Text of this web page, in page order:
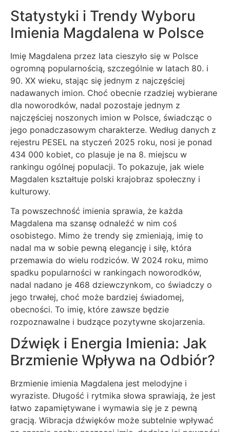
Statystyki i Trendy Wyboru
Imienia Magdalena w Polsce
Imię Magdalena przez lata cieszyło się w Polsce
ogromną popularnością, szczególnie w latach 80. i
90. XX wieku, stając się jednym z najczęściej
nadawanych imion. Choć obecnie rzadziej wybierane
dla noworodków, nadal pozostaje jednym z
najczęściej noszonych imion w Polsce, świadcząc o
jego ponadczasowym charakterze. Według danych z
rejestru PESEL na styczeń 2025 roku, nosi je ponad
434 000 kobiet, co plasuje je na 8. miejscu w
rankingu ogólnej populacji. To pokazuje, jak wiele
Magdalen kształtuje polski krajobraz społeczny i
kulturowy.
Ta powszechność imienia sprawia, że każda
Magdalena ma szansę odnaleźć w nim coś
osobistego. Mimo że trendy się zmieniają, imię to
nadal ma w sobie pewną elegancję i siłę, która
przemawia do wielu rodziców. W 2024 roku, mimo
spadku popularności w rankingach noworodków,
nadal nadano je 468 dziewczynkom, co świadczy o
jego trwałej, choć może bardziej świadomej,
obecności. To imię, które zawsze będzie
rozpoznawalne i budzące pozytywne skojarzenia.
Dźwięk i Energia Imienia: Jak
Brzmienie Wpływa na Odbiór?
Brzmienie imienia Magdalena jest melodyjne i
wyraziste. Długość i rytmika słowa sprawiają, że jest
łatwo zapamiętywane i wymawia się je z pewną
gracją. Wibracja dźwięków może subtelnie wpływać